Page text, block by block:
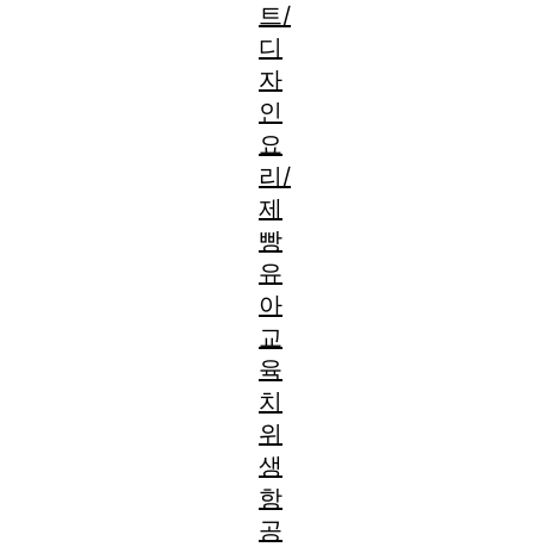
트/
디
자
인
요
리/
제
빵
유
아
교
육
치
위
생
항
공